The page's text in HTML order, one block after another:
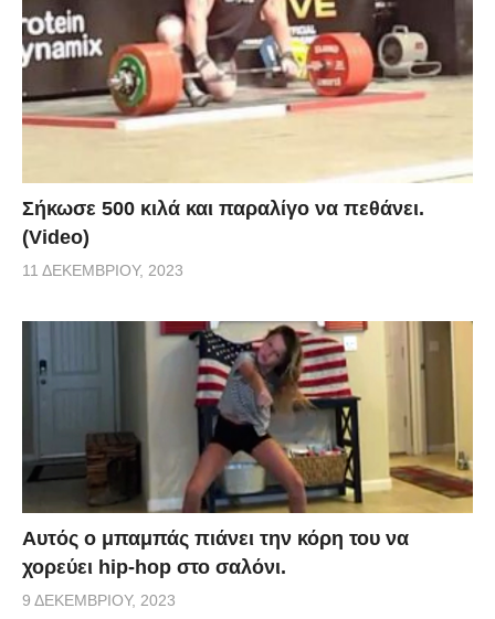
Σήκωσε 500 κιλά και παραλίγο να πεθάνει.
(Video)
11 ΔΕΚΕΜΒΡΊΟΥ, 2023
Αυτός ο μπαμπάς πιάνει την κόρη του να
χορεύει hip-hop στο σαλόνι.
9 ΔΕΚΕΜΒΡΊΟΥ, 2023